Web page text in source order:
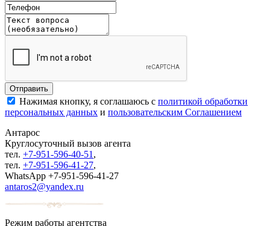
Нажимая кнопку, я соглашаюсь с политикой обработки
персональных данных и пользовательским Соглашением
Антарос
Круглосуточный вызов агента
тел. +7-951-596-40-51 ,
тел. +7-951-596-41-27,
WhatsApp +7-951-596-41-27
antaros2@yandex.ru
Режим работы агентства